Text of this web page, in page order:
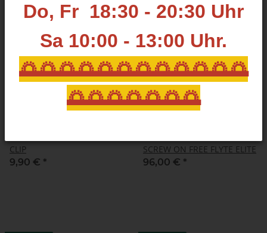
Do, Fr 18:30 - 20:30 Uhr
Sa 10:00 - 13:00 Uhr.
🌅🌅🌅🌅🌅🌅🌅🌅🌅🌅🌅🌅
🌅🌅🌅🌅🌅🌅🌅
CLIP
9,90 € *
SCREW ON FREE FLYTE ELITE
96,00 € *